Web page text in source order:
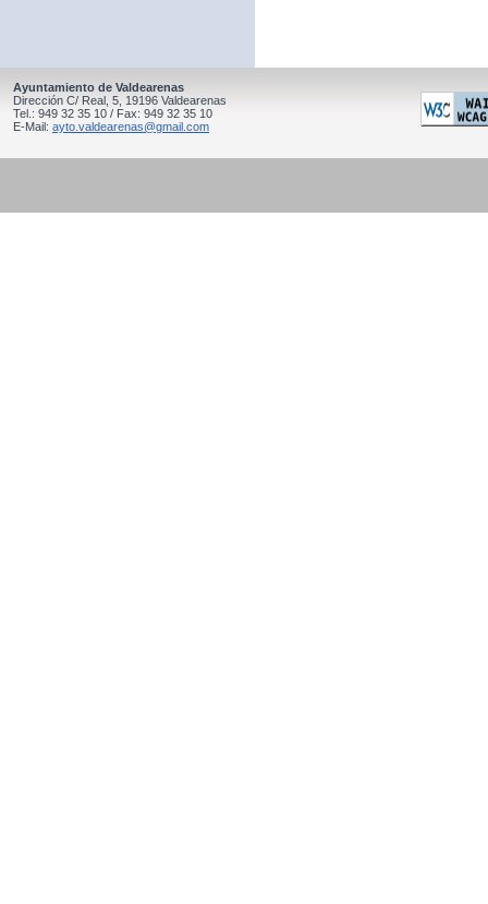
Ayuntamiento de Valdearenas
Dirección C/ Real, 5, 19196 Valdearenas
Tel.: 949 32 35 10 / Fax: 949 32 35 10
E-Mail: ayto.valdearenas@gmail.com